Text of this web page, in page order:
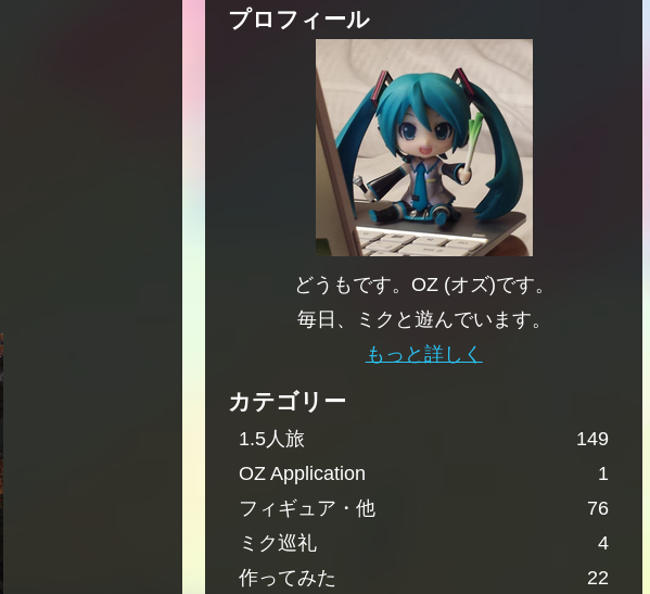
プロフィール
どうもです。OZ (オズ)です。
毎日、ミクと遊んでいます。
もっと詳しく
カテゴリー
1.5人旅
149
OZ Application
1
フィギュア・他
76
ミク巡礼
4
作ってみた
22